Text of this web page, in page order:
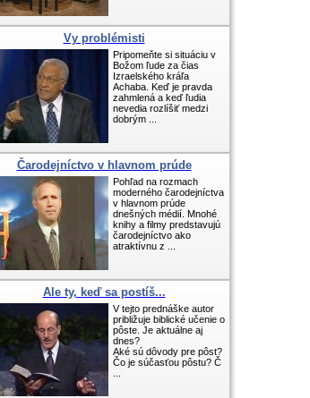
Vy problémisti
Pripomeňte si situáciu v
Božom ľude za čias
Izraelského kráľa
Achaba. Keď je pravda
zahmlená a keď ľudia
nevedia rozlíšiť medzi
dobrým ...
Čarodejníctvo v hlavnom prúde
Pohľad na rozmach
moderného čarodejníctva
v hlavnom prúde
dnešných médií. Mnohé
knihy a filmy predstavujú
čarodejníctvo ako
atraktívnu z ...
Ale ty, keď sa postíš...
V tejto prednáške autor
približuje biblické učenie o
pôste. Je aktuálne aj
dnes?
Aké sú dôvody pre pôst?
Čo je súčasťou pôstu? Č